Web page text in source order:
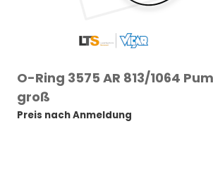
O-Ring 3575 AR 813/1064
groß
Preis nach Anmeldung